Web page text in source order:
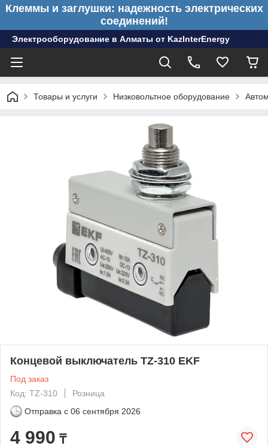
Клеммы и заглушки: надежность электрических
соединений!
Электрооборудование в Алматы от KazInterEnergy
Товары и услуги Низковольтное оборудование
Концевой выключатель TZ-310 EKF
Под заказ
Код: TZ-310
Розница
Отправка с 06 сентября 2026
4 990 ₸